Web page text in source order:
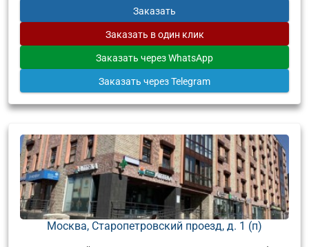
Заказать
Заказать в один клик
Заказать через WhatsApp
Заказать через Telegram
Москва, Старопетровский проезд, д. 1 (п)